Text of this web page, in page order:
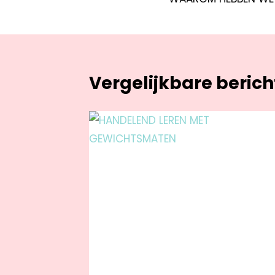
Vergelijkbare